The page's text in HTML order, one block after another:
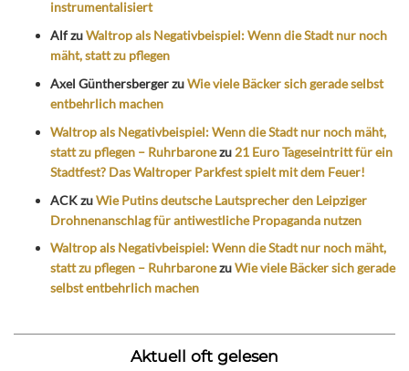
instrumentalisiert
AlfzuWaltrop als Negativbeispiel: Wenn die Stadt nur noch
mäht, statt zu pflegen
Axel GünthersbergerzuWie viele Bäcker sich gerade selbst
entbehrlich machen
Waltrop als Negativbeispiel: Wenn die Stadt nur noch mäht,
statt zu pflegen – Ruhrbaronezu 21 Euro Tageseintritt für ein
Stadtfest? Das Waltroper Parkfest spielt mit dem Feuer!
ACKzuWie Putins deutsche Lautsprecher den Leipziger
Drohnenanschlag für antiwestliche Propaganda nutzen
Waltrop als Negativbeispiel: Wenn die Stadt nur noch mäht,
statt zu pflegen – RuhrbaronezuWie viele Bäcker sich gerade
selbst entbehrlich machen
Aktuell oft gelesen